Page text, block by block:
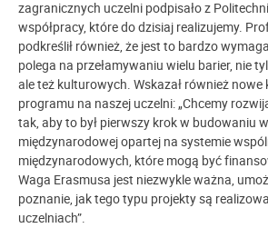
zagranicznych uczelni podpisało z
współpracy, które do dzisiaj realizujemy.
podkreślił również, że jest to bardzo
polega na przełamywaniu wielu barier, nie
ale też kulturowych. Wskazał również nowe
programu na naszej uczelni: „Chcemy
tak, aby to był pierwszy krok w budowaniu
międzynarodowej opartej na systemie
międzynarodowych, które mogą być
Waga Erasmusa jest niezwykle ważna,
poznanie, jak tego typu projekty są
uczelniach”.